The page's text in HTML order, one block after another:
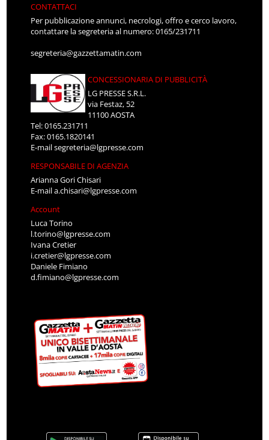
CONTATTACI
Per pubblicazione annunci, necrologi, offro e cerco lavoro,
contattare la segreteria al numero: 0165/231711
segreteria@gazzettamatin.com
CONCESSIONARIA DI PUBBLICITÀ
LG PRESSE S.R.L.
via Festaz, 52
11100 AOSTA
Tel: 0165.231711
Fax: 0165.1820141
E-mailsegreteria@lgpresse.com
RESPONSABILE DI AGENZIA
Arianna Gori Chisari
E-maila.chisari@lgpresse.com
Account
Luca Torino
l.torino@lgpresse.com
Ivana Cretier
i.cretier@lgpresse.com
Daniele Fimiano
d.fimiano@lgpresse.com